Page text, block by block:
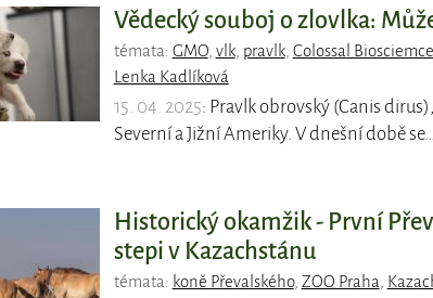
Vědecký souboj o zlovlka:
témata: GMO, vlk, pravlk, Colossal
Lenka Kadlíková
15. 04. 2025: Pravlk obrovský (Canis
Severní a Jižní Ameriky. V dnešní době se…
Historický okamžik - První
stepi v Kazachstánu
témata: koně Převalského, ZOO Praha